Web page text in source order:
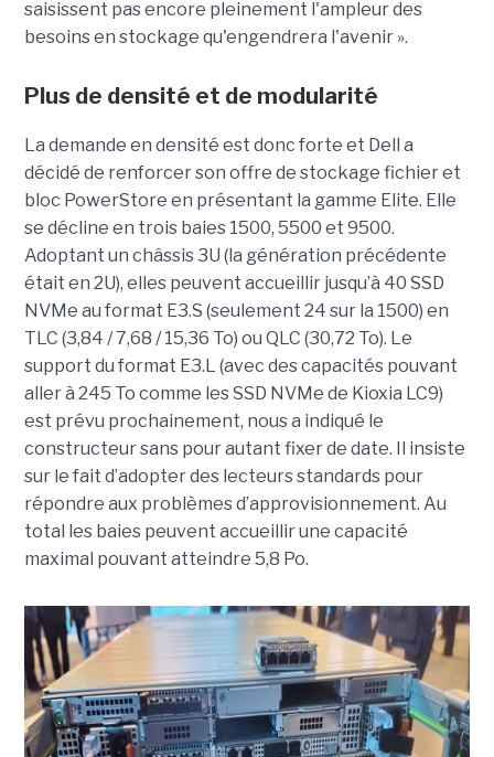
saisissent pas encore pleinement l'ampleur des
besoins en stockage qu'engendrera l'avenir ».
Plus de densité et de modularité
La demande en densité est donc forte et Dell a
décidé de renforcer son offre de stockage fichier et
bloc PowerStore en présentant la gamme Elite. Elle
se décline en trois baies 1500, 5500 et 9500.
Adoptant un châssis 3U (la génération précédente
était en 2U), elles peuvent accueillir jusqu’à 40 SSD
NVMe au format E3.S (seulement 24 sur la 1500) en
TLC (3,84 / 7,68 / 15,36 To) ou QLC (30,72 To). Le
support du format E3.L (avec des capacités pouvant
aller à 245 To comme les SSD NVMe de Kioxia LC9)
est prévu prochainement, nous a indiqué le
constructeur sans pour autant fixer de date. Il insiste
sur le fait d’adopter des lecteurs standards pour
répondre aux problèmes d’approvisionnement. Au
total les baies peuvent accueillir une capacité
maximal pouvant atteindre 5,8 Po.